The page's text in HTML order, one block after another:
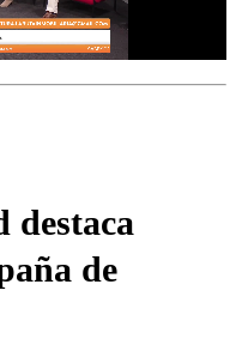
destaca
de